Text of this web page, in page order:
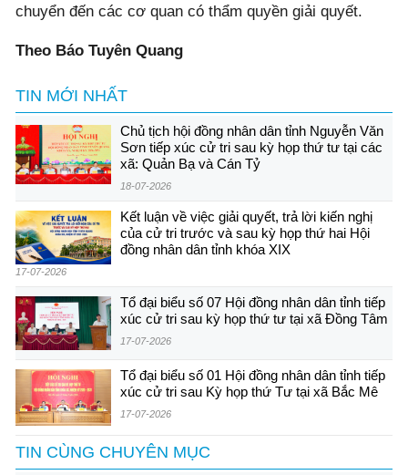
chuyển đến các cơ quan có thẩm quyền giải quyết.
Theo Báo Tuyên Quang
TIN MỚI NHẤT
Chủ tịch hội đồng nhân dân tỉnh Nguyễn Văn
Sơn tiếp xúc cử tri sau kỳ họp thứ tư tại các
xã: Quản Bạ và Cán Tỷ
18-07-2026
Kết luận về việc giải quyết, trả lời kiến nghị
của cử tri trước và sau kỳ họp thứ hai Hội
đồng nhân dân tỉnh khóa XIX
17-07-2026
Tổ đại biểu số 07 Hội đồng nhân dân tỉnh tiếp
xúc cử tri sau kỳ họp thứ tư tại xã Đồng Tâm
17-07-2026
Tổ đại biểu số 01 Hội đồng nhân dân tỉnh tiếp
xúc cử tri sau Kỳ họp thứ Tư tại xã Bắc Mê
17-07-2026
TIN CÙNG CHUYÊN MỤC